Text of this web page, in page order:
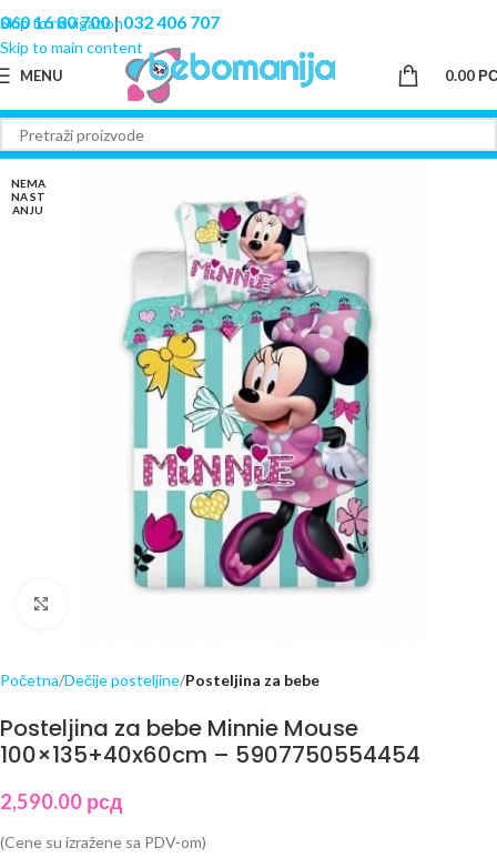
Skip to navigation
Skip to main content
060 16 80 700|032 406 707
MENU 0.00
NEMA
NA ST
ANJU
Početna Dečije posteljine Posteljina za bebe
Posteljina za bebe Minnie Mouse
100×135+40x60cm – 5907750554454
2,590.00 рсд
(Cene su izražene sa PDV-om)